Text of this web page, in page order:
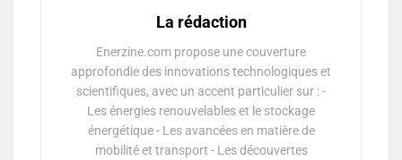
La rédaction
Enerzine.com propose une couverture
approfondie des innovations technologiques et
scientifiques, avec un accent particulier sur : -
Les énergies renouvelables et le stockage
énergétique - Les avancées en matière de
mobilité et transport - Les découvertes